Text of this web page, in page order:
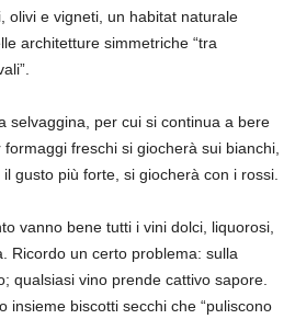
olivi e vigneti, un habitat naturale
architetture simmetriche “tra
selvaggina, per cui si continua a bere
freschi si giocherà sui bianchi,
gusto più forte, si giocherà con i rossi.
vanno bene tutti i vini dolci , liquorosi,
Ricordo un certo problema: sulla
qualsiasi vino prende cattivo sapore.
insieme biscotti secchi che “puliscono